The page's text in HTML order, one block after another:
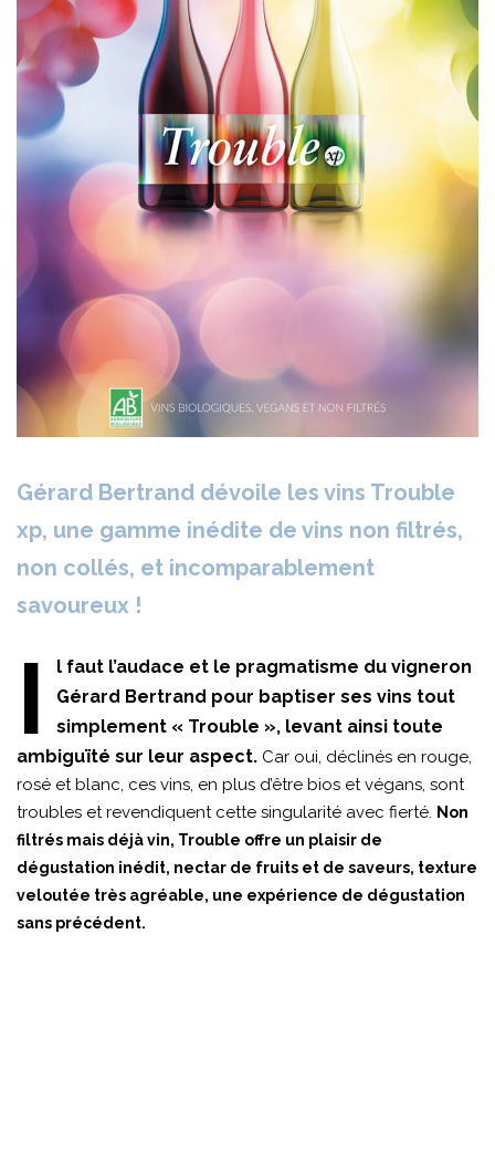
Gérard Bertrand dévoile les vins Trouble
xp, une gamme inédite de vins non filtrés,
non collés, et incomparablement
savoureux !
I
l faut l’audace et le pragmatisme du vigneron
Gérard Bertrand pour baptiser ses vins tout
simplement « Trouble », levant ainsi toute
ambiguïté sur leur aspect. Car oui, déclinés en rouge,
rosé et blanc, ces vins, en plus d’être bios et végans, sont
troubles et revendiquent cette singularité avec fierté. Non
filtrés mais déjà vin, Trouble offre un plaisir de
dégustation inédit, nectar de fruits et de saveurs, texture
veloutée très agréable, une expérience de dégustation
sans précédent.